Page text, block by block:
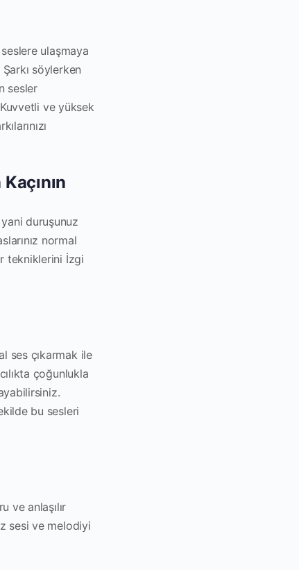
ulaşmaya
söylerken
sesler
Kuvvetli ve yüksek
duruşunuz
normal
tekniklerini İzgi
ses çıkarmak ile
çoğunlukla
bu sesleri
ve anlaşılır
sesi ve melodiyi